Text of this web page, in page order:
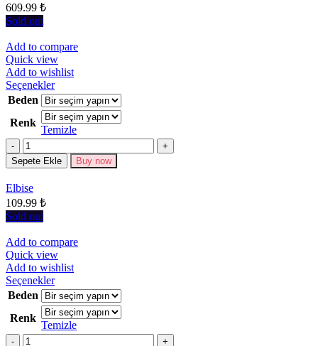
609.99 ₺
Sold out
Add to compare
Quick view
Add to wishlist
SeçeneklerBu
ürünün
birden
fazla
varyasyonu
Seçenekler
Beden
Renk
Temizle
Miktar
Sepete Ekle Buy now
Elbise
109.99 ₺
Sold out
Add to compare
Quick view
Add to wishlist
SeçeneklerBu
ürünün
birden
fazla
varyasyonu
Beden
Renk
Temizle
Miktar